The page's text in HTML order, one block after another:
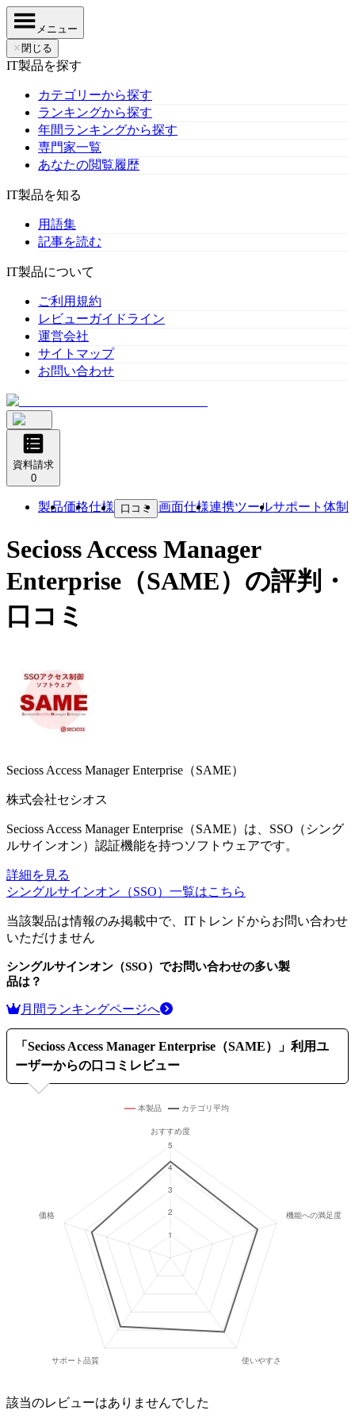
メニュー
✕ 閉じる
IT製品を探す
カテゴリーから探す
ランキングから探す
年間ランキングから探す
専門家一覧
あなたの閲覧履歴
IT製品を知る
用語集
記事を読む
IT製品について
ご利用規約
レビューガイドライン
運営会社
サイトマップ
お問い合わせ
資料請求
0
製品価格仕様 口コミ 画面仕様連携ツールサポート体制
Secioss Access Manager
Enterprise（SAME） の評判・
口コミ
Secioss Access Manager Enterprise（SAME）
株式会社セシオス
Secioss Access Manager Enterprise（SAME）は、SSO（シング
ルサインオン）認証機能を持つソフトウェアです。
詳細を見る
シングルサインオン（SSO） 一覧はこちら
当該製品は情報のみ掲載中で、ITトレンドからお問い合わせ
いただけません
シングルサインオン（SSO） でお問い合わせの多い製
品は？
月間ランキングページへ
「 Secioss Access Manager Enterprise（SAME）
」利用ユ
ーザーからの口コミレビュー
該当のレビューはありませんでした